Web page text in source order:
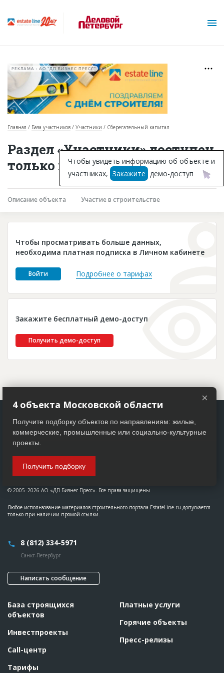
Горячие объекты
База строящихся объектов
Инвестпроекты
Глоссарий
Платные услуги
Пресс-релизы
РЕКЛАМА • АО "ДП БИЗНЕС ПРЕСС"
Главная База участников Участники Сберегательный капитал
Раздел «Участники» доступен
только подписчикам
Описание объекта Участие в строительстве
Чтобы просматривать больше данных,
необходима платная подписка в Личном кабинете
Войти Подробнее о тарифах
Закажите бесплатный демо-доступ
Получить демо-доступ
Чтобы увидеть информацию об объекте и
участниках, Закажите демо-доступ
© 2005–2026 АО «ДП Бизнес Пресс». Все права защищены
Любое использование материалов строительного портала EstateLine.ru допускается
только при наличии прямой ссылки.
8 (812) 334-5971
Санкт-Петербург
Написать сообщение
База строящихся
объектов
Инвестпроекты
Call-центр
Тарифы
Платные услуги
Горячие объекты
Пресс-релизы
×
4 объекта Московской области
Получите подборку объектов по направлениям: жилые,
коммерческие, промышленные или социально-культурные
проекты.
Получить подборку